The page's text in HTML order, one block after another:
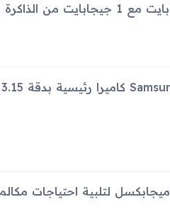
كما يتضمن الجهاز كاميرا أمامية بدقة 1.3 ميجابكسل